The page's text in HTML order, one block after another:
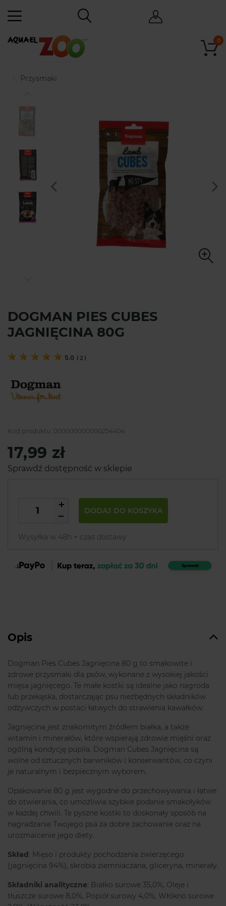
0
Przysmaki
DOGMAN PIES CUBES
JAGNIĘCINA 80G
5.0 ( 2 )
Kod produktu: 000000000000254404
17,99 zł
Sprawdź dostępność w sklepie
DODAJ DO KOSZYKA
Wysyłka w 48h + czas dostawy
Opis
Dogman Pies Cubes Jagnięcina 80 g to smakowite i
zdrowe przysmaki dla psów, wykonane z wysokiej jakości
mięsa jagnięcego. Te małe kostki są idealne jako nagroda
lub przekąska, dostarczając psu niezbędnych składników
odżywczych w postaci łatwych do strawienia kawałków.
Jagnięcina jest znakomitym źródłem białka, a także
witamin i minerałów, które wspierają zdrowie mięśni oraz
ogólną kondycję pupila. Dogman Cubes Jagnięcina są
wolne od sztucznych barwników i konserwantów, co czyni
je naturalnym i bezpiecznym wyborem.
Opakowanie 80 g jest wygodne do przechowywania i łatwe
do otwierania, co umożliwia szybkie podanie smakołyków
w każdej chwili. Te pyszne kostki to doskonały sposób na
nagradzanie Twojego psa za dobre zachowanie oraz na
urozmaicenie jego diety.
Skład: Mięso i produkty pochodzenia zwierzęcego
(jagnięcina 94%), skrobia ziemniaczana, gliceryna, minerały.
Składniki analityczne: Białko surowe 35,0%, Oleje i
tłuszcze surowe 8,0%, Popiół surowy 4,0%, Włókno surowe